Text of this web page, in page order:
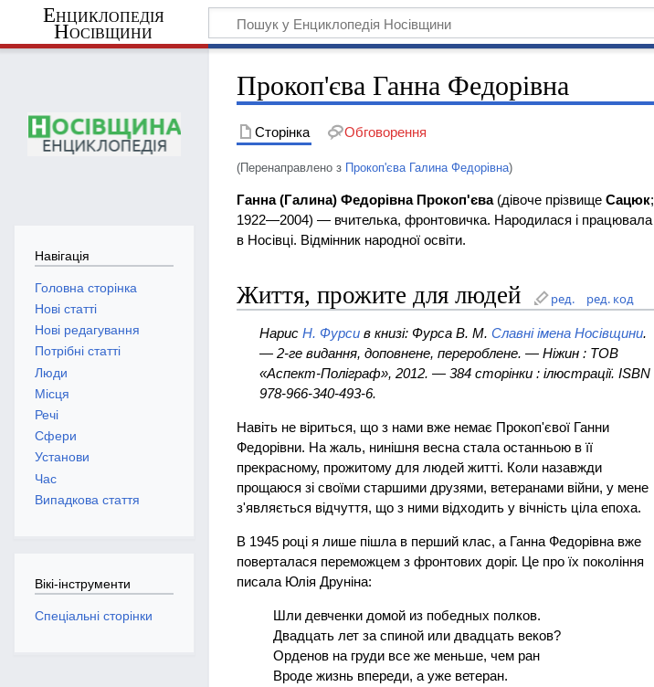
Енциклопедія
Носівщини
Прокоп'єва Ганна Федорівна
Сторінка Обговорення
(Перенаправлено з Прокоп'єва Галина Федорівна)
Ганна (Галина) Федорівна Прокоп'єва(дівоче прізвищеСацюк;
1922—2004) — вчителька, фронтовичка. Народилася і працювала
в Носівці. Відмінник народної освіти.
Життя, прожите для людей ред. ред. код
Нарис Н. Фурсив книзі: Фурса В. М. Славні імена Носівщини.
— 2-ге видання, доповнене, перероблене. — Ніжин : ТОВ
«Аспект-Поліграф», 2012. — 384 сторінки : ілюстрації. ISBN
978-966-340-493-6.
Навіть не віриться, що з нами вже немає Прокоп'євої Ганни
Федорівни. На жаль, нинішня весна стала останньою в її
прекрасному, прожитому для людей житті. Коли назавжди
прощаюся зі своїми старшими друзями, ветеранами війни, у мене
з'являється відчуття, що з ними відходить у вічність ціла епоха.
В 1945 році я лише пішла в перший клас, а Ганна Федорівна вже
поверталася переможцем з фронтових доріг. Це про їх покоління
писала Юлія Друніна:
Шли девченки домой из победных полков.
Двадцать лет за спиной или двадцать веков?
Орденов на груди все же меньше, чем ран
Вроде жизнь впереди, а уже ветеран.
Навігація
Головна сторінка
Нові статті
Нові редагування
Потрібні статті
Люди
Місця
Речі
Сфери
Установи
Час
Випадкова стаття
Вікі-інструменти
Спеціальні сторінки